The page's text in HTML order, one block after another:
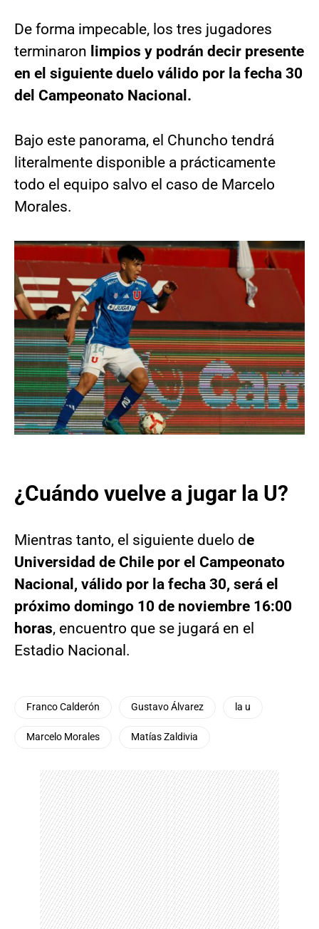
De forma impecable, los tres jugadores
terminaron limpios y podrán decir presente
en el siguiente duelo válido por la fecha 30
del Campeonato Nacional.
Bajo este panorama, el Chuncho tendrá
literalmente disponible a prácticamente
todo el equipo salvo el caso de Marcelo
Morales.
¿Cuándo vuelve a jugar la U?
Mientras tanto, el siguiente duelo de
Universidad de Chile por el Campeonato
Nacional, válido por la fecha 30, será el
próximo domingo 10 de noviembre 16:00
horas, encuentro que se jugará en el
Estadio Nacional.
Franco Calderón Gustavo Álvarez la u
Marcelo Morales Matías Zaldivia